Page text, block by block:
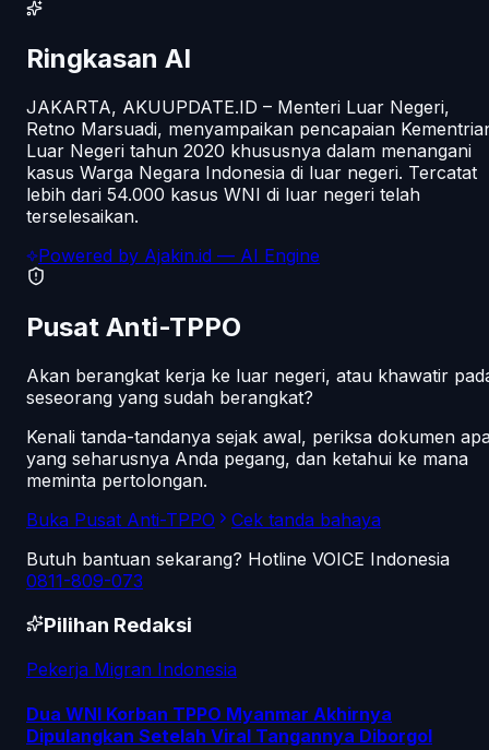
Ringkasan AI
JAKARTA, AKUUPDATE.ID – Menteri Luar Negeri,
Retno Marsuadi, menyampaikan pencapaian
Luar Negeri tahun 2020 khususnya dalam menangani
kasus Warga Negara Indonesia di luar negeri. Tercatat
lebih dari 54.000 kasus WNI di luar negeri telah
terselesaikan.
Powered by Ajakin.id — AI Engine
Pusat Anti-TPPO
Akan berangkat kerja ke luar negeri, atau khawatir
seseorang yang sudah berangkat?
Kenali tanda-tandanya sejak awal, periksa dokumen
yang seharusnya Anda pegang, dan ketahui ke mana
meminta pertolongan.
Buka Pusat Anti-TPPO
Cek tanda bahaya
Butuh bantuan sekarang? Hotline VOICE Indonesia
0811-809-073
Pilihan Redaksi
Pekerja Migran Indonesia
Dua WNI Korban TPPO Myanmar Akhirnya
Dipulangkan Setelah Viral Tangannya Diborgol